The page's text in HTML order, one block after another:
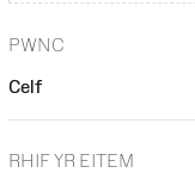
PWNC
Celf
RHIF YR EITEM